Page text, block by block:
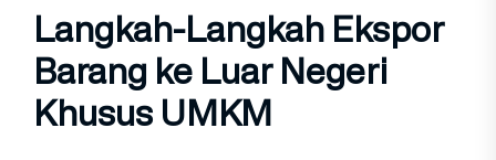
Langkah-Langkah Ekspor
Barang ke Luar Negeri
Khusus UMKM